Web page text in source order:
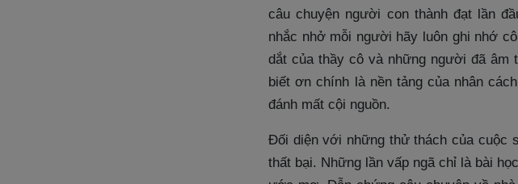
câu chuyện người con thành đạt lần
nhắc nhở mỗi người hãy luôn ghi nhớ
dắt của thầy cô và những người đã âm
biết ơn chính là nền tảng của nhân
đánh mất cội nguồn.
Đối diện với những thử thách của cuộc
thất bại. Những lần vấp ngã chỉ là bài